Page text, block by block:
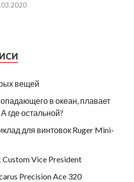
вещей
в океан, плавает
где остальной?
для винтовок Ruger Mini-
Vice President
Precision Ace 320